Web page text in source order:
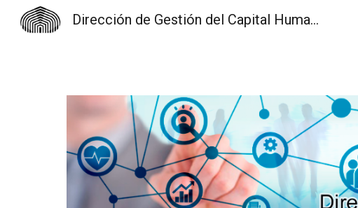
Skip to
Dirección de Gestión del Capital Humano